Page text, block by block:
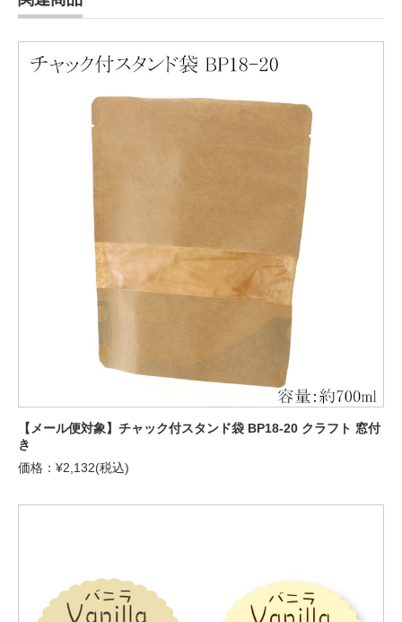
【メール便対象】チャック付スタンド袋 BP18-20 クラフト 窓付
き
価格：¥2,132(税込)